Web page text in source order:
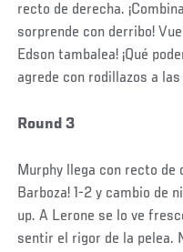
recto de derecha.
sorprende con derribo!
Edson tambalea! ¡Qué
agrede con rodillazos a
Round 3
Murphy llega con recto de
Barboza! 1-2 y cambio de
up. A Lerone se lo ve
sentir el rigor de la pelea.